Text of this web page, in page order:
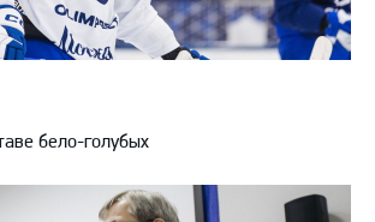
бело-голубых